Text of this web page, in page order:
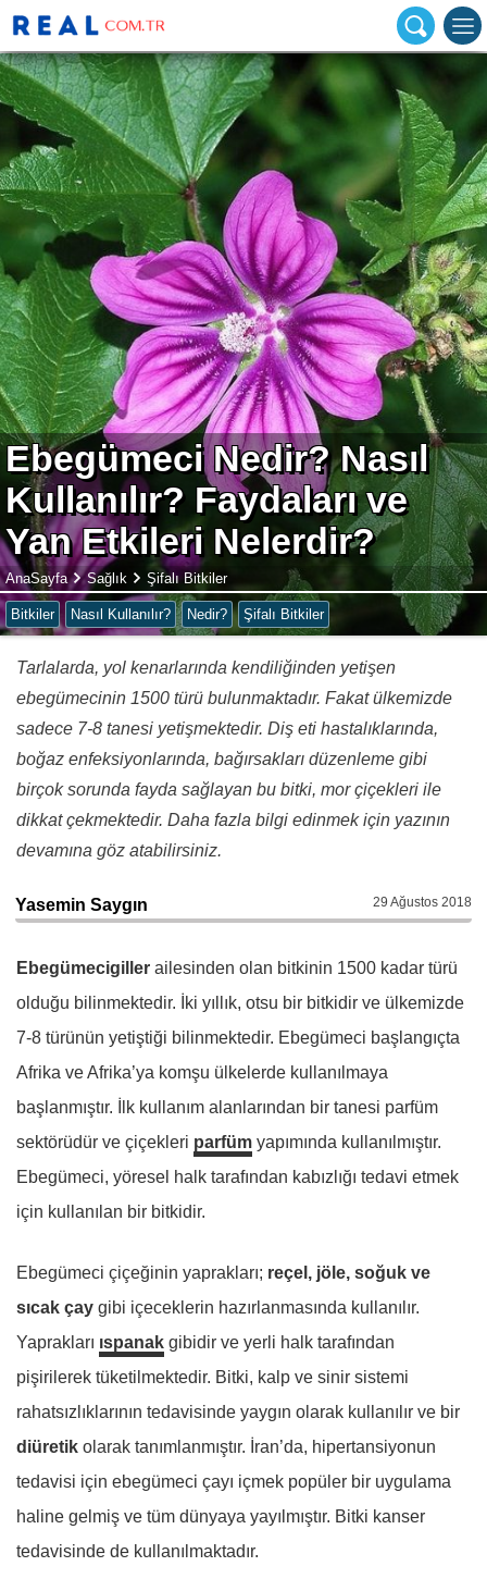
Ebegümeci Nedir? Nasıl
Kullanılır? Faydaları ve
Yan Etkileri Nelerdir?
AnaSayfa Sağlık Şifalı Bitkiler
Bitkiler Nasıl Kullanılır? Nedir? Şifalı Bitkiler
Tarlalarda, yol kenarlarında kendiliğinden yetişen
ebegümecinin 1500 türü bulunmaktadır. Fakat ülkemizde
sadece 7-8 tanesi yetişmektedir. Diş eti hastalıklarında,
boğaz enfeksiyonlarında, bağırsakları düzenleme gibi
birçok sorunda fayda sağlayan bu bitki, mor çiçekleri ile
dikkat çekmektedir. Daha fazla bilgi edinmek için yazının
devamına göz atabilirsiniz.
Yasemin Saygın 29 Ağustos 2018
Ebegümecigiller ailesinden olan bitkinin 1500 kadar türü
olduğu bilinmektedir. İki yıllık, otsu bir bitkidir ve ülkemizde
7-8 türünün yetiştiği bilinmektedir. Ebegümeci başlangıçta
Afrika ve Afrika’ya komşu ülkelerde kullanılmaya
başlanmıştır. İlk kullanım alanlarından bir tanesi parfüm
sektörüdür ve çiçekleri parfüm yapımında kullanılmıştır.
Ebegümeci, yöresel halk tarafından kabızlığı tedavi etmek
için kullanılan bir bitkidir.
Ebegümeci çiçeğinin yaprakları; reçel, jöle, soğuk ve
sıcak çay gibi içeceklerin hazırlanmasında kullanılır.
Yaprakları ıspanak gibidir ve yerli halk tarafından
pişirilerek tüketilmektedir. Bitki, kalp ve sinir sistemi
rahatsızlıklarının tedavisinde yaygın olarak kullanılır ve bir
diüretik olarak tanımlanmıştır. İran’da, hipertansiyonun
tedavisi için ebegümeci çayı içmek popüler bir uygulama
haline gelmiş ve tüm dünyaya yayılmıştır. Bitki kanser
tedavisinde de kullanılmaktadır.